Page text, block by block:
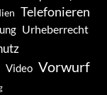
Telefonieren
Urheberrecht
Video Vorwurf